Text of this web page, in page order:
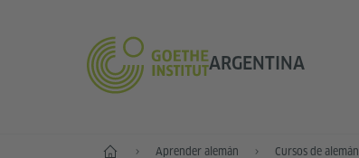
ARGENTINA
Inicio Aprender alemán Cursos de alemán